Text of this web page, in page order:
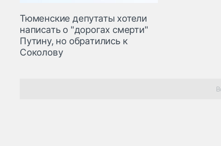
Тюменские депутаты хотели
написать о "дорогах смерти"
Путину, но обратились к
Соколову